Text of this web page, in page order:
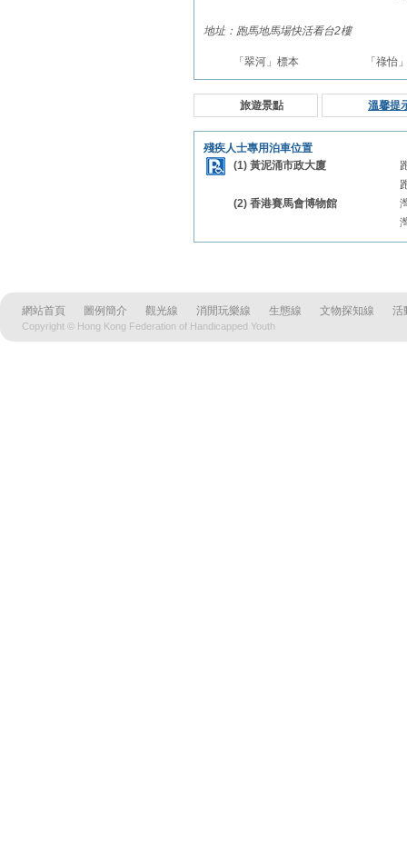
地址：跑馬地馬場快活看台2樓
「翠河」標本 「祿怡
旅遊景點 溫馨提
殘疾人士專用泊車位置
(1) 黃泥涌市政大廈
(2) 香港賽馬會博物館
網站首頁 圖例簡介 觀光線 消閒玩樂線 生態線 文物探知線 活
Copyright © Hong Kong Federation of Handicapped Youth